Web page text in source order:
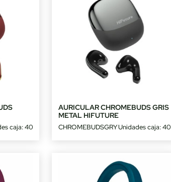
caja: 40
AURICULAR CHROMEBUDS GRIS
METAL HIFUTURE
CHROMEBUDSGRYUnidades caja: 40